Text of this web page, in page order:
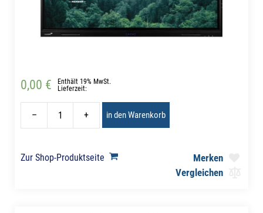
0,00 €
Enthält 19% MwSt.
Lieferzeit:
– + in den Warenkorb
Zur Shop-Produktseite
Merken
Vergleichen